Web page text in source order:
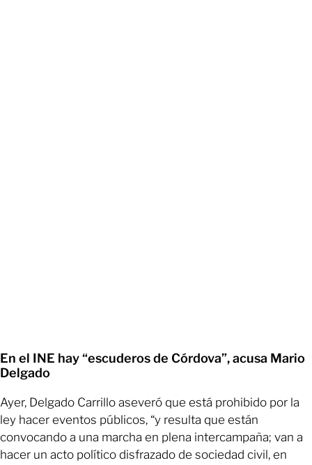
En el INE hay “escuderos de Córdova”, acusa Mario
Delgado
Ayer, Delgado Carrillo aseveró que está prohibido por la
ley hacer eventos públicos, “y resulta que están
convocando a una marcha en plena intercampaña; van a
hacer un acto político disfrazado de sociedad civil, en